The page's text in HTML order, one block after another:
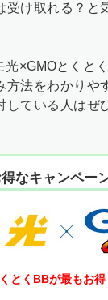
受け取れる？と
光×GMOとくと
方法をわかりや
している人はぜ
なキャンペー
とくBBが最もお得